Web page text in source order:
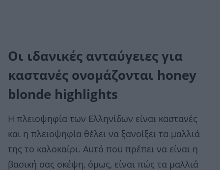
Οι ιδανικές ανταύγειες για
καστανές ονομάζονται honey
blonde highlights
Η πλειοψηφία των Ελληνίδων είναι καστανές
και η πλειοψηφία θέλει να ξανοίξει τα μαλλιά
της το καλοκαίρι. Αυτό που πρέπει να είναι η
βασική σας σκέψη, όμως, είναι πώς τα μαλλιά